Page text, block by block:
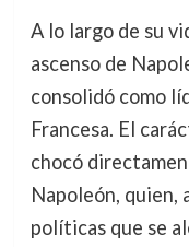
A lo largo de su
ascenso de
consolidó como
Francesa. El
chocó
Napoleón, quien,
políticas que se